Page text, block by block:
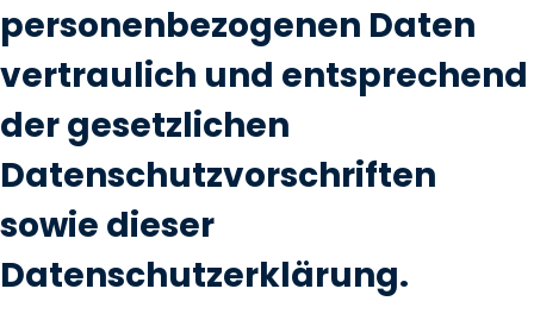
personenbezogenen Daten
vertraulich und entsprechend
der gesetzlichen
Datenschutzvorschriften
sowie dieser
Datenschutzerklärung.